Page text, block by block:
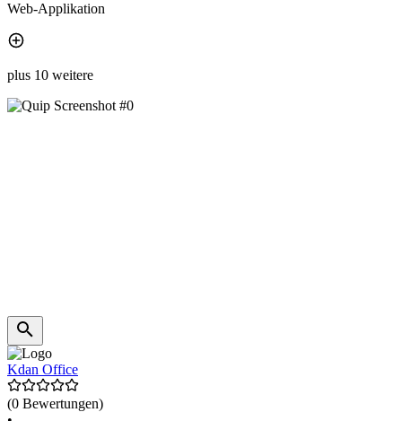
Web-Applikation
plus 10 weitere
Kdan Office
(0 Bewertungen)